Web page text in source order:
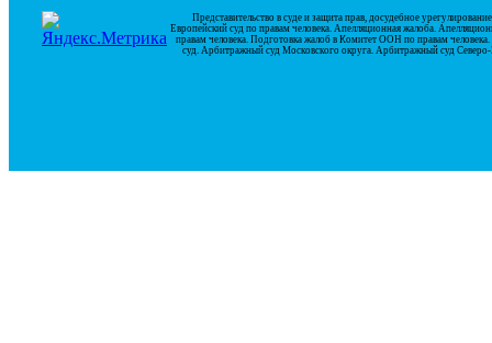
Представительство в суде и защита прав, досудебное
Европейский суд по правам человека. Апелляционная жалоба.
правам человека. Подготовка жалоб в Комитет ООН по правам
суд. Арбитражный суд Московского округа. Арбитражный суд